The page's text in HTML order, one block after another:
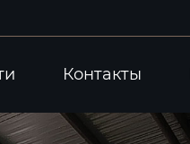
Контакты